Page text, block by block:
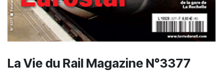
La Vie du Rail Magazine N°3377